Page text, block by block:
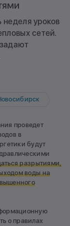
уроков
сетей.
проведет
в
будут
разрытиями,
воды на
о правилах